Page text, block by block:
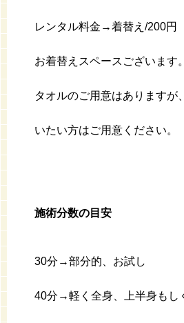
レンタル料金→着替え /200円
お着替えスペースございます。
タオルのご用意はありますが
いたい方はご用意ください。
施術分数の目安
30分→部分的、お試し
40分→軽く全身、上半身もし